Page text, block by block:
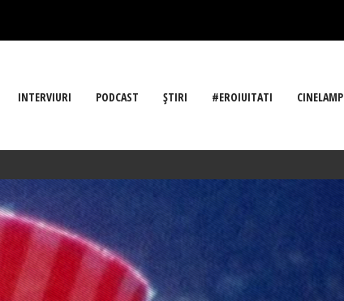
INTERVIURI PODCAST ŞTIRI #EROIUITATI CINELAMP